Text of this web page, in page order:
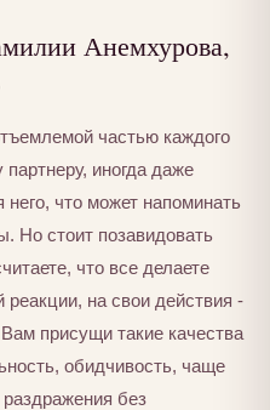
Анемхурова,
частью каждого
иногда даже
что может напоминать
Но стоит позавидовать
что все делаете
реакции, на свои действия -
присущи такие качества
обидчивость, чаще
раздражения без